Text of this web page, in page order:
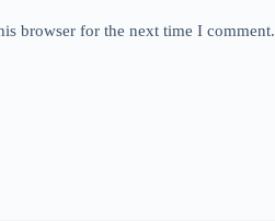
browser for the next time I comment.